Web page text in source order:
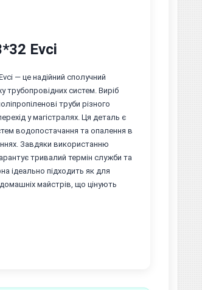
Evci
— це надійний сполучний
трубопровідних систем. Виріб
труби різного
у магістралях. Ця деталь є
водопостачання та опалення в
Завдяки використанню
тривалий термін служби та
ідеально підходить як для
домашніх майстрів, що цінують